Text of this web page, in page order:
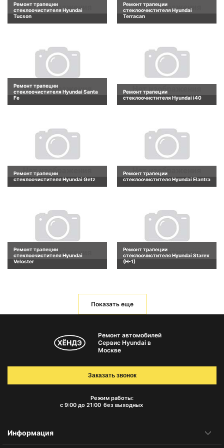
Ремонт трапеции
стеклоочистителя Hyundai
Tucson
Ремонт трапеции
стеклоочистителя Hyundai
Terracan
Ремонт трапеции
стеклоочистителя Hyundai Santa
Fe
Ремонт трапеции
стеклоочистителя Hyundai i40
Ремонт трапеции
стеклоочистителя Hyundai Getz
Ремонт трапеции
стеклоочистителя Hyundai Elantra
Ремонт трапеции
стеклоочистителя Hyundai
Veloster
Ремонт трапеции
стеклоочистителя Hyundai Starex
(H-1)
Показать еще
Ремонт автомобилей
Сервис Hyundai в
Москве
Режим работы:
с 9:00 до 21:00 без выходных
Заказать звонок
Информация